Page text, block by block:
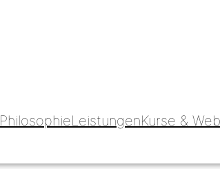
PhilosophieLeistungenKurse &